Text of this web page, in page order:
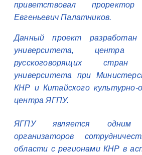
приветствовал
Евгеньевич Палатников.
Данный проект
университета, центра
русскоговорящих стран
университета при
КНР и Китайского культурно-
центра ЯГПУ.
ЯГПУ является одним
организаторов
области с регионами КНР в